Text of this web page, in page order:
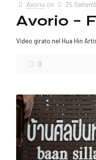
Avorio on 25
Avorio –
Video girato nel Hua Hin
0